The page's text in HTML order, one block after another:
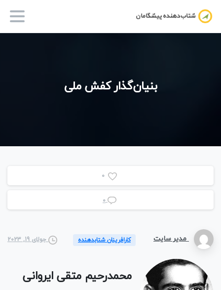
بنیان‌گذارکفشملی
0
0
مدیر سایت کارافرینان شتابدهنده جولای 19, 2023
محمدرحیم متقی ایروانی